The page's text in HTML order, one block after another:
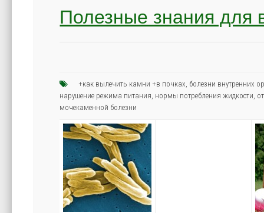
Полезные знания для
+как вылечить камни +в почках, болезни внутренних
нарушение режима питания, нормы потребления жидкости,
мочекаменной болезни